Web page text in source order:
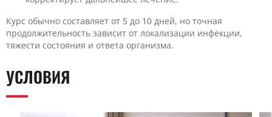
Курс обычно составляет от 5 до 10 дней, но точная
продолжительность зависит от локализации инфекции,
тяжести состояния и ответа организма.
УСЛОВИЯ